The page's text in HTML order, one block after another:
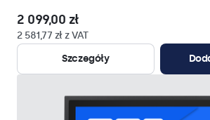
2 099,00 zł
2 581,77 zł z VAT
Szczegóły